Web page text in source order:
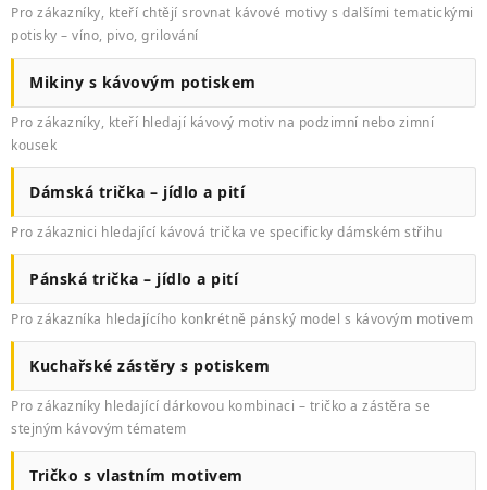
Pro zákazníky, kteří chtějí srovnat kávové motivy s dalšími tematickými
potisky – víno, pivo, grilování
Mikiny s kávovým potiskem
Pro zákazníky, kteří hledají kávový motiv na podzimní nebo zimní
kousek
Dámská trička – jídlo a pití
Pro zákaznici hledající kávová trička ve specificky dámském střihu
Pánská trička – jídlo a pití
Pro zákazníka hledajícího konkrétně pánský model s kávovým motivem
Kuchařské zástěry s potiskem
Pro zákazníky hledající dárkovou kombinaci – tričko a zástěra se
stejným kávovým tématem
Tričko s vlastním motivem